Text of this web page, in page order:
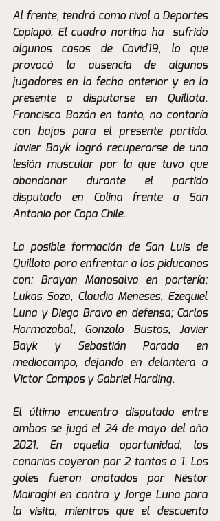
Al frente, tendrá como rival a Deportes
Copiapó. El cuadro nortino ha  sufrido
algunos casos de Covid19, lo que
provocó la ausencia de algunos
jugadores en la fecha anterior y en la
presente a disputarse en Quillota.
Francisco Bozán en tanto, no contaría
con bajas para el presente partido.
Javier Bayk logró recuperarse de una
lesión muscular por la que tuvo que
abandonar durante el partido
disputado en Colina frente a San
Antonio por Copa Chile.
La posible formación de San Luis de
Quillota para enfrentar a los piducanos
con: Brayan Manosalva en portería;
Lukas Soza, Claudio Meneses, Ezequiel
Luna y Diego Bravo en defensa; Carlos
Hormazabal, Gonzalo Bustos, Javier
Bayk y Sebastián Parada en
mediocampo, dejando en delantera a
Victor Campos y Gabriel Harding.
El último encuentro disputado entre
ambos se jugó el 24 de mayo del año
2021. En aquella oportunidad, los
canarios cayeron por 2 tantos a 1. Los
goles fueron anotados por Néstor
Moiraghi en contra y Jorge Luna para
la visita, mientras que el descuento